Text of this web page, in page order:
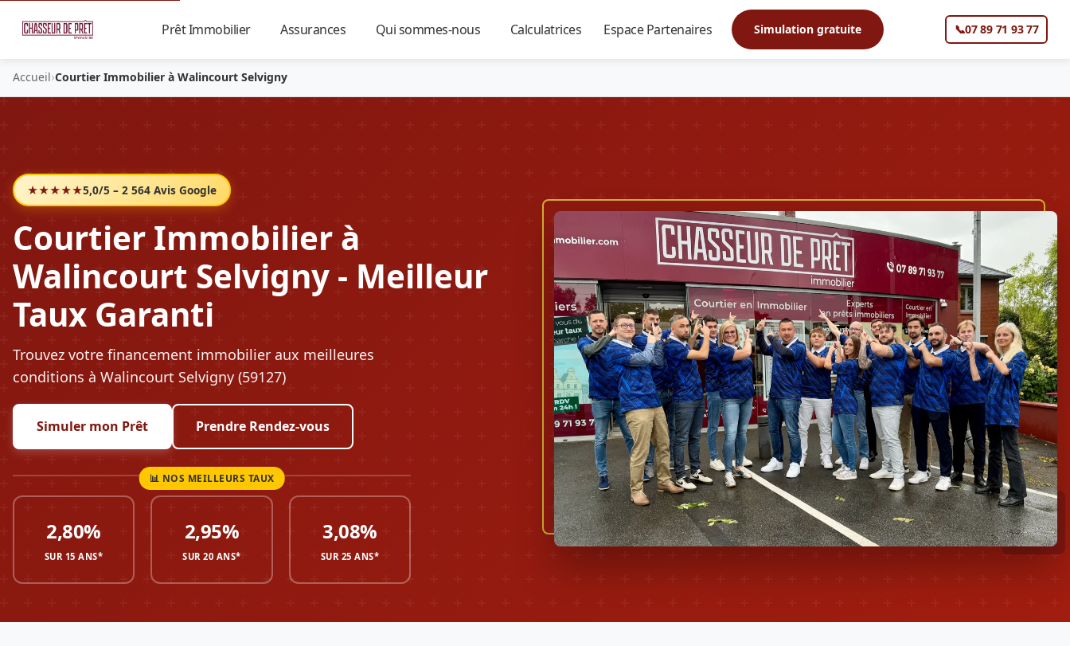
Prêt Immobilier Assurances Qui sommes-nous Calculatrices Espace Partenaires Simulation gratuite 📞07 89 71 93 77
Accueil›Courtier Immobilier à Walincourt Selvigny
★★★★★5,0/5 – 2 564 Avis Google
Courtier Immobilier à
Walincourt Selvigny - Meilleur
Taux Garanti
Trouvez votre financement immobilier aux meilleures
conditions à Walincourt Selvigny (59127)
Simuler mon Prêt Prendre Rendez-vous
2,80%
SUR 15 ANS*
2,95%
SUR 20 ANS*
3,08%
SUR 25 ANS*